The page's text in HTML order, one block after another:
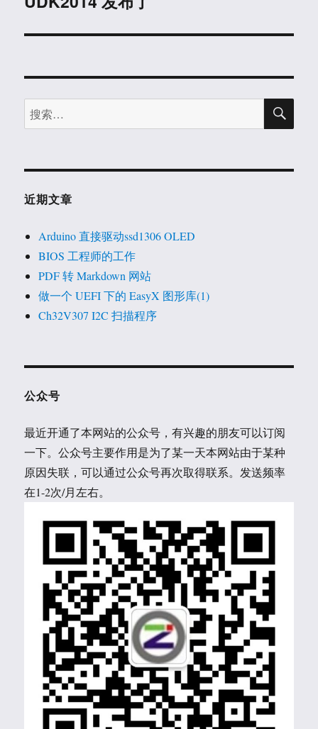
文
搜
索：
搜
近期文章
Arduino 直接驱动ssd1306 OLED
BIOS 工程师的工作
PDF 转 Markdown 网站
做一个 UEFI 下的 EasyX 图形库(1)
Ch32V307 I2C 扫描程序
公众号
最近开通了本网站的公众号，有兴趣的朋友可以订阅
一下。公众号主要作用是为了某一天本网站由于某种
原因失联，可以通过公众号再次取得联系。发送频率
在1-2次/月左右。